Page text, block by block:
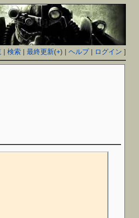
|検索 |最終更新(+) |ヘルプ| ログイン ]